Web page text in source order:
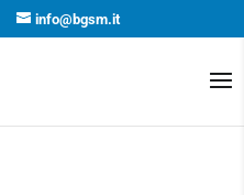
info@bgsm.it